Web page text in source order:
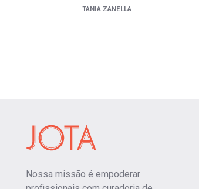
TANIA ZANELLA
Nossa missão é empoderar